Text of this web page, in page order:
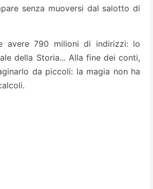
senza muoversi dal salotto di
avere 790 milioni di indirizzi: lo
della Storia... Alla fine dei conti,
da piccoli: la magia non ha